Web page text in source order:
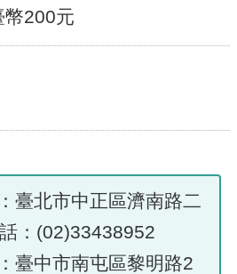
幣200元
臺北市中正區濟南路二
：(02)33438952
臺中市南屯區黎明路2